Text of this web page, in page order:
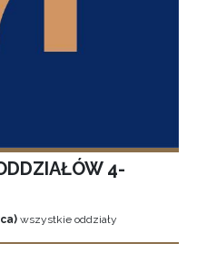
4-
wszystkie oddziały